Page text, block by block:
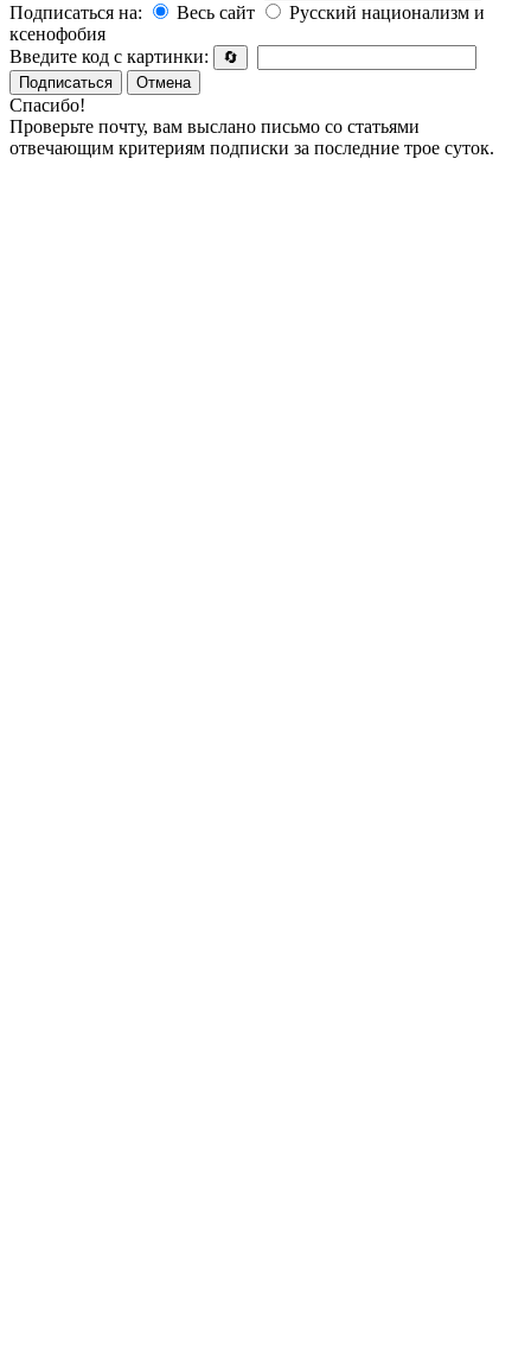
Подписаться на:
Весь сайт
Русский национализм и
ксенофобия
Введите код с картинки:
🔄
Подписаться
Отмена
Спасибо!
Проверьте почту, вам выслано письмо со статьями
отвечающим критериям подписки за последние трое суток.